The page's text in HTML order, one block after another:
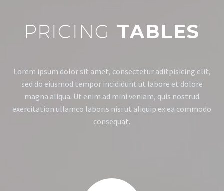
PRICING TABLES
Lorem ipsum dolor sit amet, consectetur aditpisicing elit,
sed do eiusmod tempor incididunt ut labore et dolore
magna aliqua. Ut enim ad mini veniam, quis nostrud
exercitation ullamco laboris nisi ut aliquip ex ea commodo
consequat.